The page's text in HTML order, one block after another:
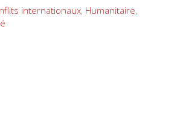
internationaux, Humanitaire,